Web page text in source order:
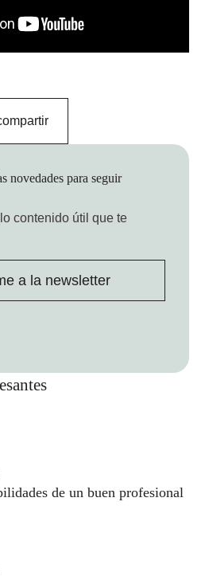
de un buen profesional
novedades para seguir
contenido útil que te
a la newsletter